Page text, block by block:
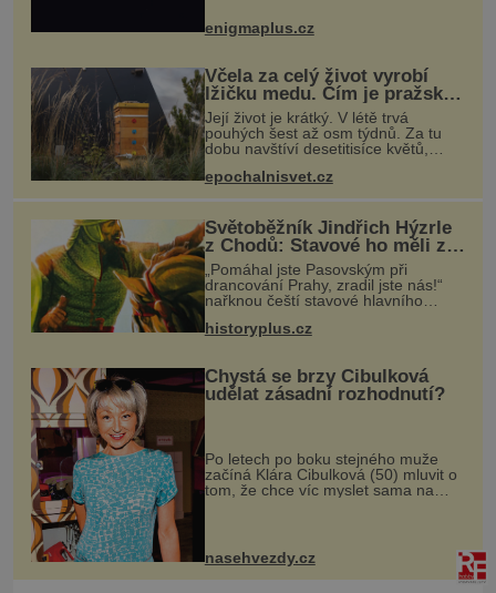
Viking, které jsou schopny pořídit
fotografie záhadami opředené rudé
enigmaplus.cz
Včela za celý život vyrobí
lžičku medu. Čím je pražský
med ze střech tak ceněný?
Její život je krátký. V létě trvá
pouhých šest až osm týdnů. Za tu
dobu navštíví desetitisíce květů,
přibližně devět gramů medu –
zhruba jednu čajovou lžičku. Sama o
epochalnisvet.cz
Světoběžník Jindřich Hýzrle
z Chodů: Stavové ho měli za
zrádce
„Pomáhal jste Pasovským při
drancování Prahy, zradil jste nás!“
nařknou čeští stavové hlavního
Jindřich se však zastrašit nenechá.
historyplus.cz
Chystá se brzy Cibulková
udělat zásadní rozhodnutí?
Po letech po boku stejného muže
začíná Klára Cibulková (50) mluvit o
tom, že chce víc myslet sama na
nasehvezdy.cz